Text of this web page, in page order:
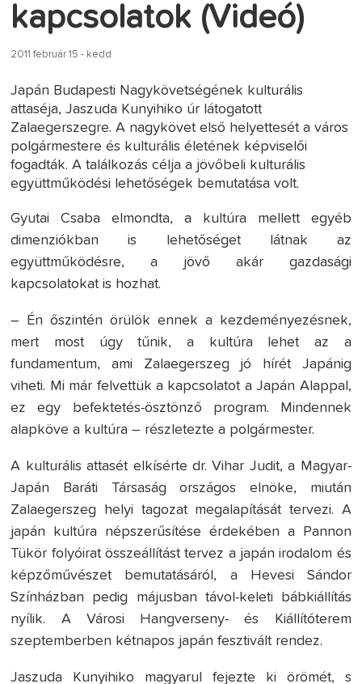
kapcsolatok (Videó)
2011 február 15 - kedd
Japán Budapesti Nagykövetségének kulturális
attaséja, Jaszuda Kunyihiko úr látogatott
Zalaegerszegre. A nagykövet első helyettesét a város
polgármestere és kulturális életének képviselői
fogadták. A találkozás célja a jövőbeli kulturális
együttműködési lehetőségek bemutatása volt.
Gyutai Csaba elmondta, a kultúra mellett egyéb
dimenziókban is lehetőséget látnak az
együttműködésre, a jövő akár gazdasági
kapcsolatokat is hozhat.
– Én őszintén örülök ennek a kezdeményezésnek,
mert most úgy tűnik, a kultúra lehet az a
fundamentum, ami Zalaegerszeg jó hírét Japánig
viheti. Mi már felvettük a kapcsolatot a Japán Alappal,
ez egy befektetés-ösztönző program. Mindennek
alapköve a kultúra – részletezte a polgármester.
A kulturális attasét elkísérte dr. Vihar Judit, a Magyar-
Japán Baráti Társaság országos elnöke, miután
Zalaegerszeg helyi tagozat megalapítását tervezi. A
japán kultúra népszerűsítése érdekében a Pannon
Tükör folyóirat összeállítást tervez a japán irodalom és
képzőművészet bemutatásáról, a Hevesi Sándor
Színházban pedig májusban távol-keleti bábkiállítás
nyílik. A Városi Hangverseny- és Kiállítóterem
szeptemberben kétnapos japán fesztivált rendez.
Jaszuda Kunyihiko magyarul fejezte ki örömét, s